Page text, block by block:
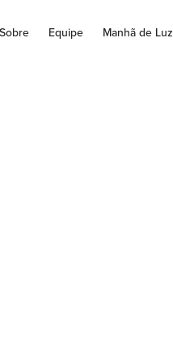
Sobre Equipe Manhã de Luz